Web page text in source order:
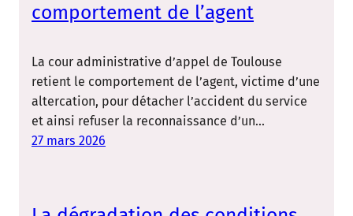
comportement de l’agent
La cour administrative d’appel de Toulouse
retient le comportement de l’agent, victime d’une
altercation, pour détacher l’accident du service
et ainsi refuser la reconnaissance d’un…
27 mars 2026